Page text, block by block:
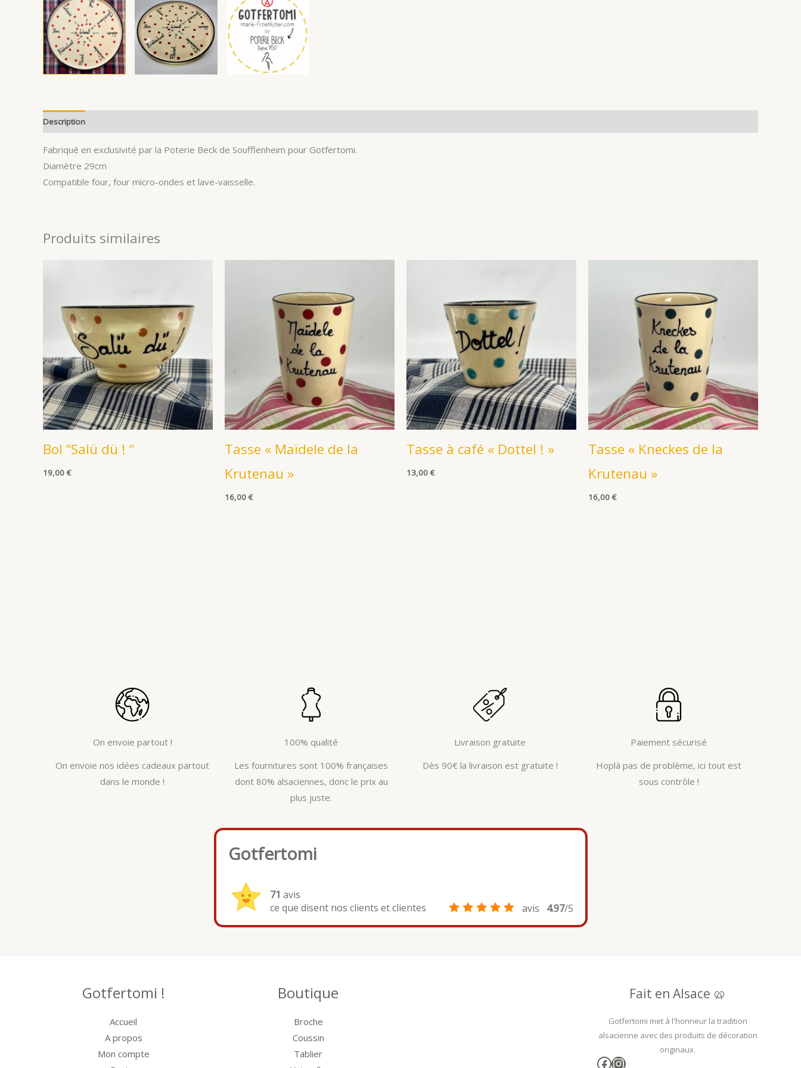
Description
Fabriqué en exclusivité par la Poterie Beck de Soufflenheim pour Gotfertomi.
Diamètre 29cm
Compatible four, four micro-ondes et lave-vaisselle.
Produits similaires
Bol “Salü dü ! “
19,00 €
Tasse « Maïdele de la
Krutenau »
16,00 €
Tasse à café « Dottel ! »
13,00 €
Tasse « Kneckes de la
Krutenau »
16,00 €
On envoie partout !
On envoie nos idées cadeaux partout
dans le monde !
100% qualité
Les fournitures sont 100% françaises
dont 80% alsaciennes, donc le prix au
plus juste.
Livraison gratuite
Dès 90€ la livraison est gratuite !
Paiement sécurisé
Hoplà pas de problème, ici tout est
sous contrôle !
Gotfertomi
71 avis
ce que disent nos clients et clientes
avis 4.97/5
Gotfertomi !
Accueil
A propos
Mon compte
Boutique
Broche
Coussin
Tablier
Fait en Alsace 🥨
Gotfertomi met à l'honneur la tradition
alsacienne avec des produits de décoration
originaux.
Facebook
Instagram